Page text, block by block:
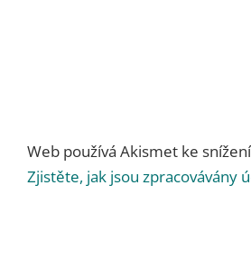
Web používá Akismet ke
Zjistěte, jak jsou zpracovávány